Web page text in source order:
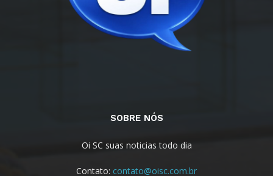
SOBRE NÓS
Oi SC suas noticias todo dia
Contato: contato@oisc.com.br